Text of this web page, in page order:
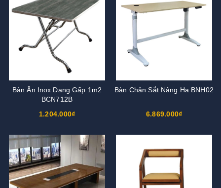
Bàn Ăn Inox Dạng Gấp 1m2
BCN712B
1.204.000₫
Bàn Chân Sắt Nâng Hạ BNH02
6.869.000₫